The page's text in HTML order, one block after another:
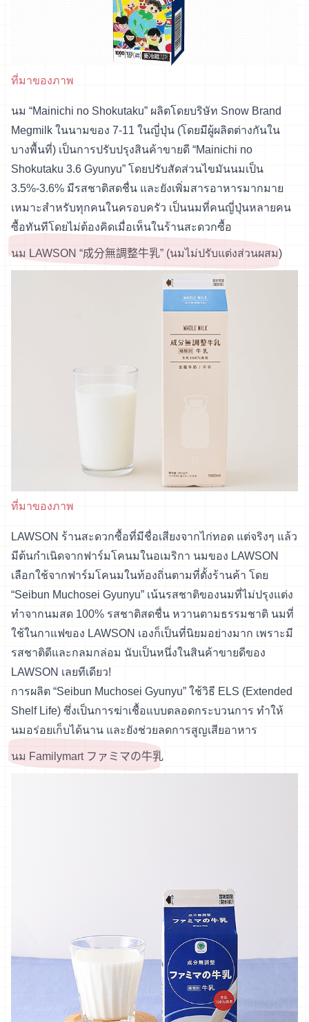
ที่มาของภาพ
นม “Mainichi no Shokutaku” ผลิตโดยบริษัท Snow Brand
Megmilk ในนามของ 7-11 ในญี่ปุ่น (โดยมีผู้ผลิตต่างกันใน
บางพื้นที่) เป็นการปรับปรุงสินค้าขายดี “Mainichi no
Shokutaku 3.6 Gyunyu” โดยปรับสัดส่วนไขมันนมเป็น
3.5%-3.6% มีรสชาติสดชื่น และยังเพิ่มสารอาหารมากมาย
เหมาะสำหรับทุกคนในครอบครัว เป็นนมที่คนญี่ปุ่นหลายคน
ซื้อทันทีโดยไม่ต้องคิดเมื่อเห็นในร้านสะดวกซื้อ
นม LAWSON “成分無調整牛乳” (นมไม่ปรับแต่งส่วนผสม)
ที่มาของภาพ
LAWSON ร้านสะดวกซื้อที่มีชื่อเสียงจากไก่ทอด แต่จริงๆ แล้ว
มีต้นกำเนิดจากฟาร์มโคนมในอเมริกา นมของ LAWSON
เลือกใช้จากฟาร์มโคนมในท้องถิ่นตามที่ตั้งร้านค้า โดย
“Seibun Muchosei Gyunyu” เน้นรสชาติของนมที่ไม่ปรุงแต่ง
ทำจากนมสด 100% รสชาติสดชื่น หวานตามธรรมชาติ นมที่
ใช้ในกาแฟของ LAWSON เองก็เป็นที่นิยมอย่างมาก เพราะมี
รสชาติดีและกลมกล่อม นับเป็นหนึ่งในสินค้าขายดีของ
LAWSON เลยทีเดียว!
การผลิต “Seibun Muchosei Gyunyu” ใช้วิธี ELS (Extended
Shelf Life) ซึ่งเป็นการฆ่าเชื้อแบบตลอดกระบวนการ ทำให้
นมอร่อยเก็บได้นาน และยังช่วยลดการสูญเสียอาหาร
นม Familymart ファミマの牛乳